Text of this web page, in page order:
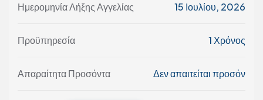
Ημερομηνία Λήξης Αγγελίας 15 Ιουλίου, 2026
Προϋπηρεσία 1 Χρόνος
Απαραίτητα Προσόντα Δεν απαιτείται προσόν